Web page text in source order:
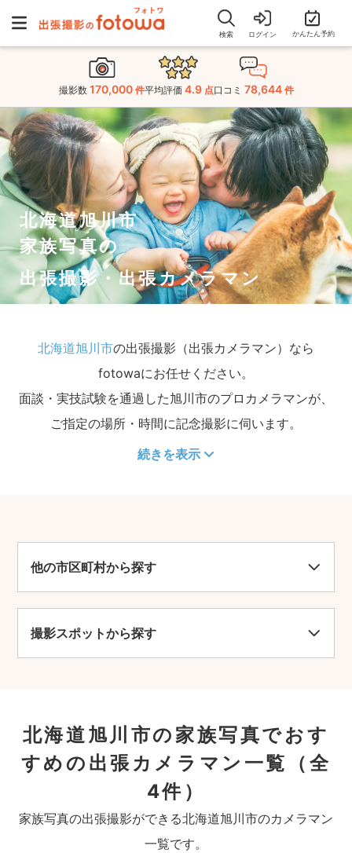
検索 ログイン かんたん予約
撮影数 170,000 件平均評価 4.9 点口コミ 78,644 件
北海道旭川市
家族写真の
出張撮影・出張カメラマン
北海道旭川市の出張撮影（出張カメラマン）なら
fotowaにお任せください。
面談・実技試験を通過した旭川市のプロカメラマンが、
ご指定の場所・時間に記念撮影に伺います。
続きを表示
他の市区町村から探す
撮影スポットから探す
北海道旭川市の家族写真でおす
すめの出張カメラマン一覧
（全
4件）
家族写真の出張撮影ができる北海道旭川市のカメラマン
一覧です。